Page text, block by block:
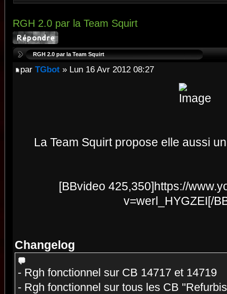
RGH 2.0 par la Team Squirt
RGH 2.0 par la Team Squirt
par TGbot » Lun 16 Avr 2012 08:27
La Team Squirt propose elle aussi
[BBvideo 425,350]https://
v=werl_HYGZEI[/
Changelog
- Rgh fonctionnel sur CB 14717 et 14719
- Rgh fonctionnel sur tous les CB